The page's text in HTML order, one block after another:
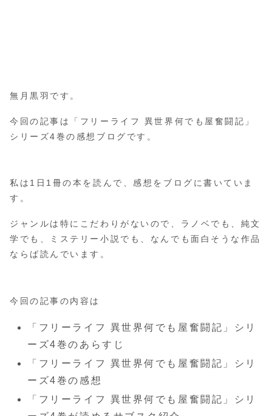
無月黒羽です。
今回の記事は「フリーライフ 異世界何でも屋奮闘記」
シリーズ4巻の感想ブログです。
私は1日1冊の本を読んで、感想をブログに書いていま
す。
ジャンルは特にこだわりがないので、ラノベでも、純文
学でも、ミステリー小説でも、なんでも面白そうな作品
ならば読んでいます。
今回の記事の内容は
「フリーライフ 異世界何でも屋奮闘記」シリ
ーズ4巻のあらすじ
「フリーライフ 異世界何でも屋奮闘記」シリ
ーズ4巻の感想
「フリーライフ 異世界何でも屋奮闘記」シリ